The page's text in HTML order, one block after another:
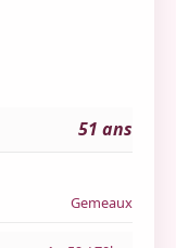
51 ans
Gemeaux